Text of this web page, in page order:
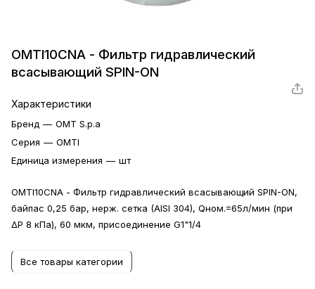
OMTI10CNA - Фильтр гидравлический
всасывающий SPIN-ON
Характеристики
Бренд — OMT S.p.a
Серия — OMTI
Единица измерения — шт
OMTI10CNA - Фильтр гидравлический всасывающий SPIN-ON,
байпас 0,25 бар, нерж. сетка (AISI 304), Qном.=65л/мин (при
ΔP 8 кПа), 60 мкм, присоединение G1"1/4
Все товары категории